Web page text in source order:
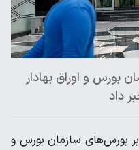
بورس و اوراق بهادار
داد
بورس‌های سازمان بورس و